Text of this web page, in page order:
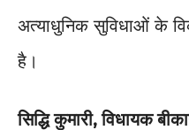
अत्याधुनिक सुविधाओं के
है।
सिद्धि कुमारी, विधायक